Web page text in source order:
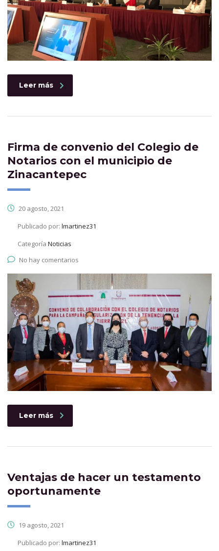
Leer más
Firma de convenio del Colegio de
Notarios con el municipio de
Zinacantepec
20 agosto, 2021
Publicado por: lmartinez31
Categoría Noticias
No hay comentarios
Leer más
Ventajas de hacer un testamento
oportunamente
19 agosto, 2021
Publicado por: lmartinez31